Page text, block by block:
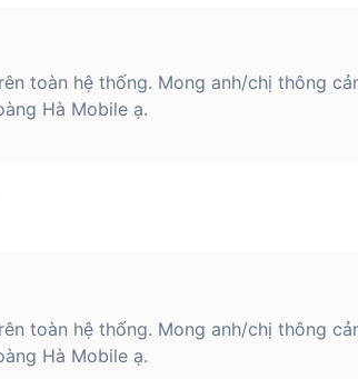
toàn hệ thống. Mong anh/chị thông
Hà Mobile ạ.
toàn hệ thống. Mong anh/chị thông
Hà Mobile ạ.